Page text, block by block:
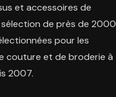
et accessoires de
de près de 2000
pour les
couture et de broderie à
2007.